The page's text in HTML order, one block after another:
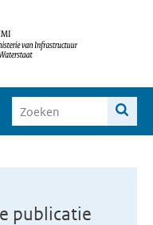
publicatie